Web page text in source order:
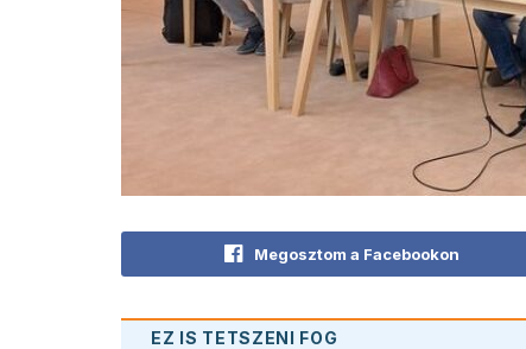
Megosztom a Facebookon
EZ IS TETSZENI FOG